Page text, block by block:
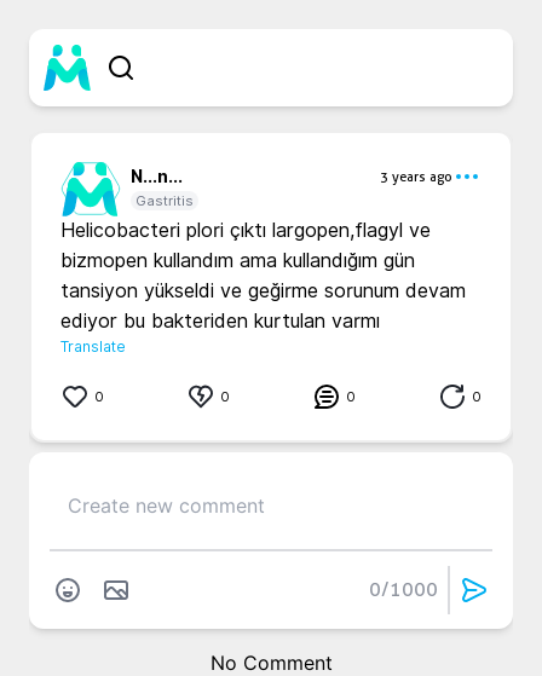
N...n...
3 years ago
Gastritis
Helicobacteri plori çıktı largopen,flagyl ve
bizmopen kullandım ama kullandığım gün
tansiyon yükseldi ve geğirme sorunum devam
ediyor bu bakteriden kurtulan varmı
Translate
0 0 0 0
0/1000
No Comment